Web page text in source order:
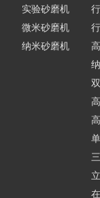
实验砂磨机
微米砂磨机
纳米砂磨机